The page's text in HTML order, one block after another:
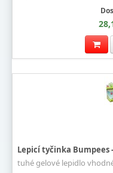
Lepicí tyčinka Bumpees
tuhé gelové lepidlo